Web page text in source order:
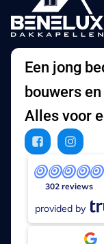
Een jong
bouwers
Alles voor
302 reviews
provided by